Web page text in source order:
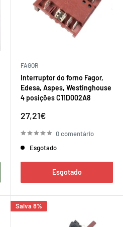
FAGOR
Interruptor do forno Fagor,
Edesa, Aspes, Westinghouse
4 posições C11D002A8
Preço
venda
27,21€
0 comentário
Esgotado
Esgotado
Salva 8%